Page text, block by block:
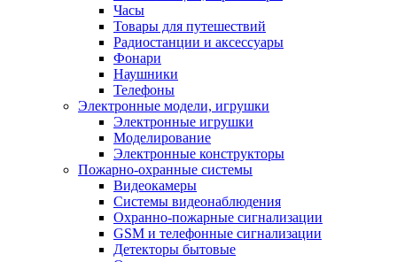
Часы
Товары для путешествий
Радиостанции и аксессуары
Фонари
Наушники
Телефоны
Электронные модели, игрушки
Электронные игрушки
Моделирование
Электронные конструкторы
Пожарно-охранные системы
Видеокамеры
Системы видеонаблюдения
Охранно-пожарные сигнализации
GSM и телефонные сигнализации
Детекторы бытовые